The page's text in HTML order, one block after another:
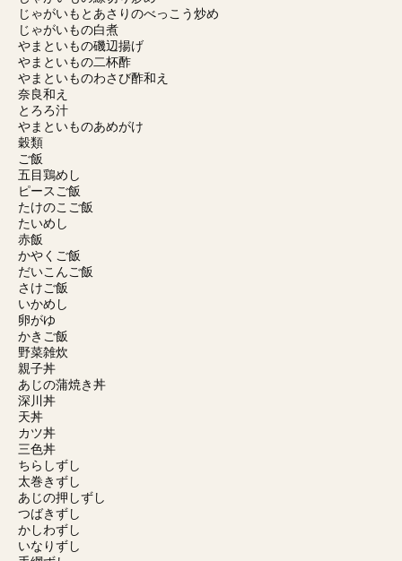
じゃがいもとあさりのべっこう炒め
じゃがいもの白煮
やまといもの磯辺揚げ
やまといもの二杯酢
やまといものわさび酢和え
奈良和え
とろろ汁
やまといものあめがけ
穀類
ご飯
五目鶏めし
ピースご飯
たけのこご飯
たいめし
赤飯
かやくご飯
だいこんご飯
さけご飯
いかめし
卵がゆ
かきご飯
野菜雑炊
親子丼
あじの蒲焼き丼
深川丼
天丼
カツ丼
三色丼
ちらしずし
太巻きずし
あじの押しずし
つばきずし
かしわずし
いなりずし